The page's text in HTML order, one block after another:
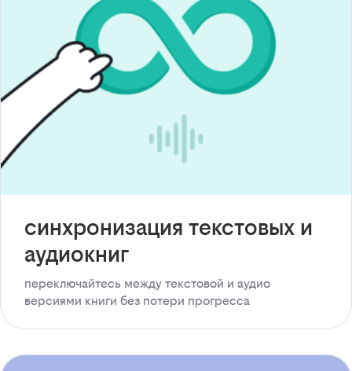
синхронизация текстовых и
аудиокниг
переключайтесь между текстовой и аудио
версиями книги без потери прогресса